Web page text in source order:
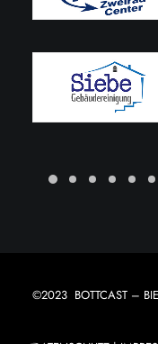
©2023 BOTTCAST –